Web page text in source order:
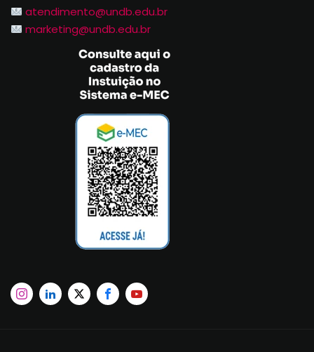
atendimento@undb.edu.br
marketing@undb.edu.br